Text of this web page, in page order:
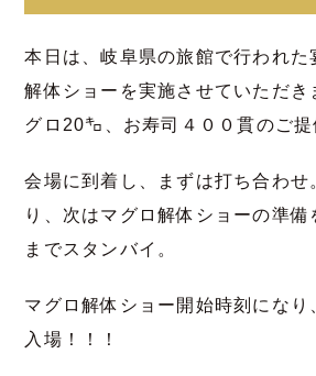
本日は、岐阜県の旅館で行われた
解体ショーを実施させていただき
グロ20㌔、お寿司４００貫のご提
会場に到着し、まずは打ち合わせ
り、次はマグロ解体ショーの準備
までスタンバイ。
マグロ解体ショー開始時刻になり
入場！！！